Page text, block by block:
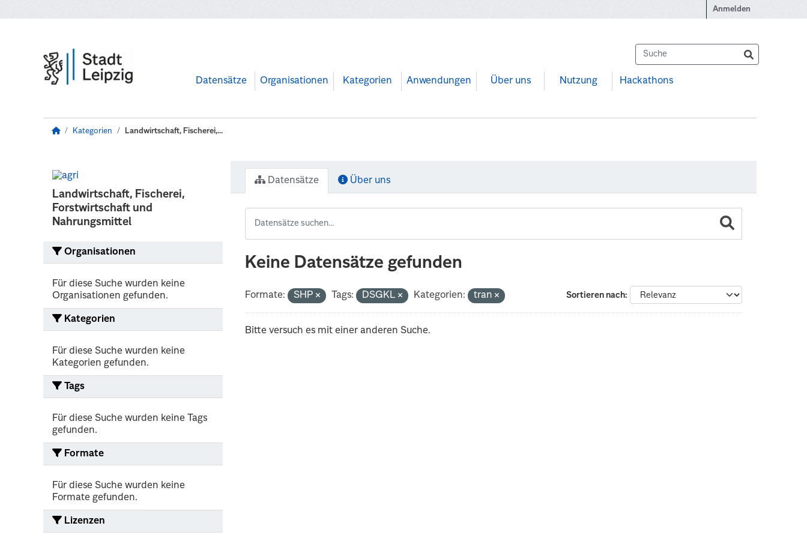
Anmelden
Datensätze Organisationen Kategorien Anwendungen Über uns Nutzung Hackathons
Kategorien Landwirtschaft, Fischerei,...
Landwirtschaft, Fischerei,
Forstwirtschaft und
Nahrungsmittel
Organisationen
Für diese Suche wurden keine
Organisationen gefunden.
Kategorien
Für diese Suche wurden keine
Kategorien gefunden.
Tags
Für diese Suche wurden keine Tags
gefunden.
Formate
Für diese Suche wurden keine
Formate gefunden.
Lizenzen
Datensätze Über uns
Keine Datensätze gefunden
Sortieren nach
Formate: SHP Tags: DSGKL Kategorien: tran
Bitte versuch es mit einer anderen Suche.